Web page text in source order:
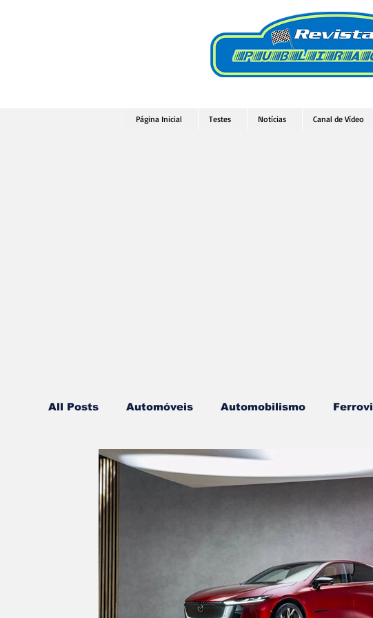
Página Inicial Testes Notícias Canal de Vídeo
All Posts Automóveis Automobilismo
Lazer Motos
Componentes Videojogos/
Hobby